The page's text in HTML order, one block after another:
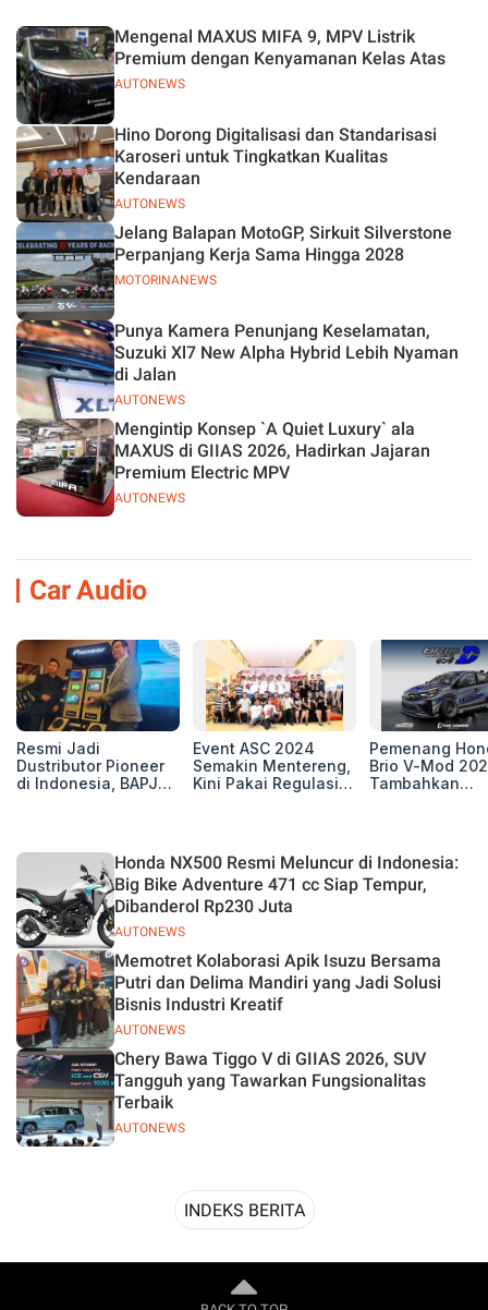
Basis Produksi
ASEAN
2026
AUTONEWS
Mengenal MAXUS MIFA 9, MPV Listrik
Premium dengan Kenyamanan Kelas Atas
AUTONEWS
Hino Dorong Digitalisasi dan Standarisasi
Karoseri untuk Tingkatkan Kualitas
Kendaraan
MOTORINANEWS
Jelang Balapan MotoGP, Sirkuit Silverstone
Perpanjang Kerja Sama Hingga 2028
AUTONEWS
Punya Kamera Penunjang Keselamatan,
Suzuki Xl7 New Alpha Hybrid Lebih Nyaman
di Jalan
AUTONEWS
Mengintip Konsep `A Quiet Luxury` ala
MAXUS di GIIAS 2026, Hadirkan Jajaran
Premium Electric MPV
Car Audio
Resmi Jadi
Dustributor Pioneer
di Indonesia, BAPJ
Event ASC 2024
Semakin Mentereng,
Kini Pakai Regulasi
Pemenang
Brio V-Mod
Tambahkan
AUTONEWS
Honda NX500 Resmi Meluncur di Indonesia:
Big Bike Adventure 471 cc Siap Tempur,
Dibanderol Rp230 Juta
AUTONEWS
Memotret Kolaborasi Apik Isuzu Bersama
Putri dan Delima Mandiri yang Jadi Solusi
Bisnis Industri Kreatif
AUTONEWS
Chery Bawa Tiggo V di GIIAS 2026, SUV
Tangguh yang Tawarkan Fungsionalitas
Terbaik
INDEKS BERITA